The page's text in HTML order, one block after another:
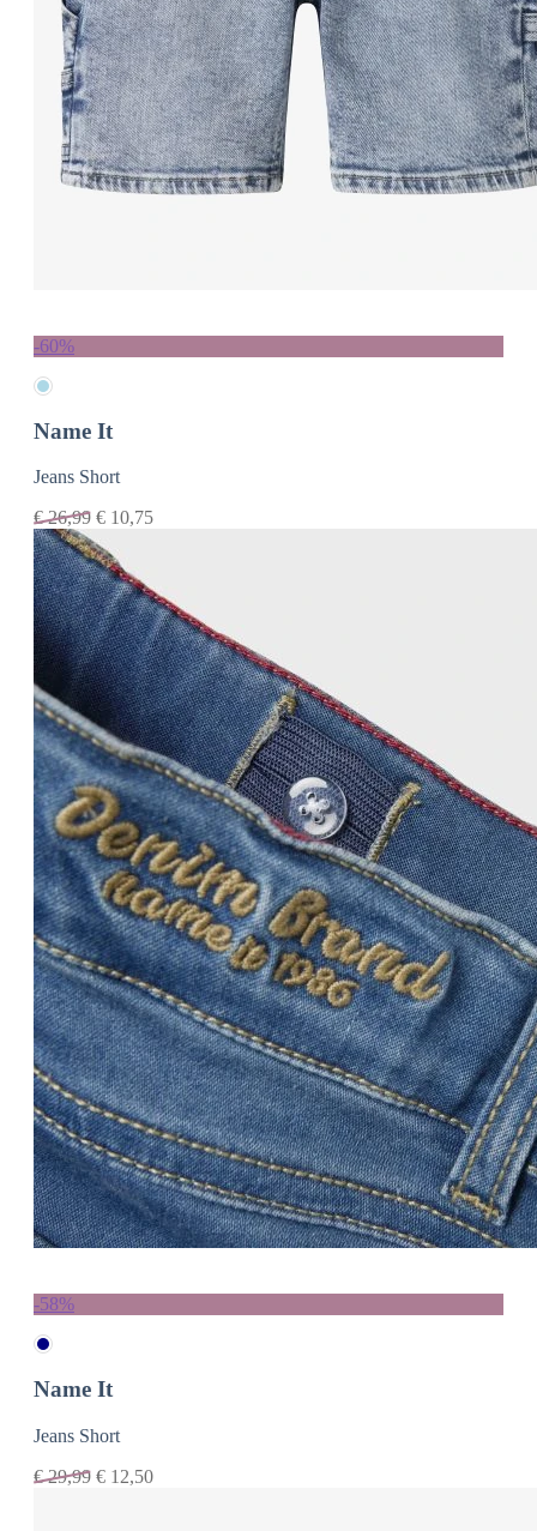
-60%
Name It
Jeans Short
€26,99 € 10,75
-58%
Name It
Jeans Short
€29,99 € 12,50